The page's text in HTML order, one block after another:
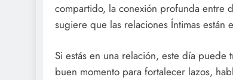
compartido, la conexión profunda entre
sugiere que las relaciones Íntimas están
Si estás en una relación, este día puede
buen momento para fortalecer lazos,